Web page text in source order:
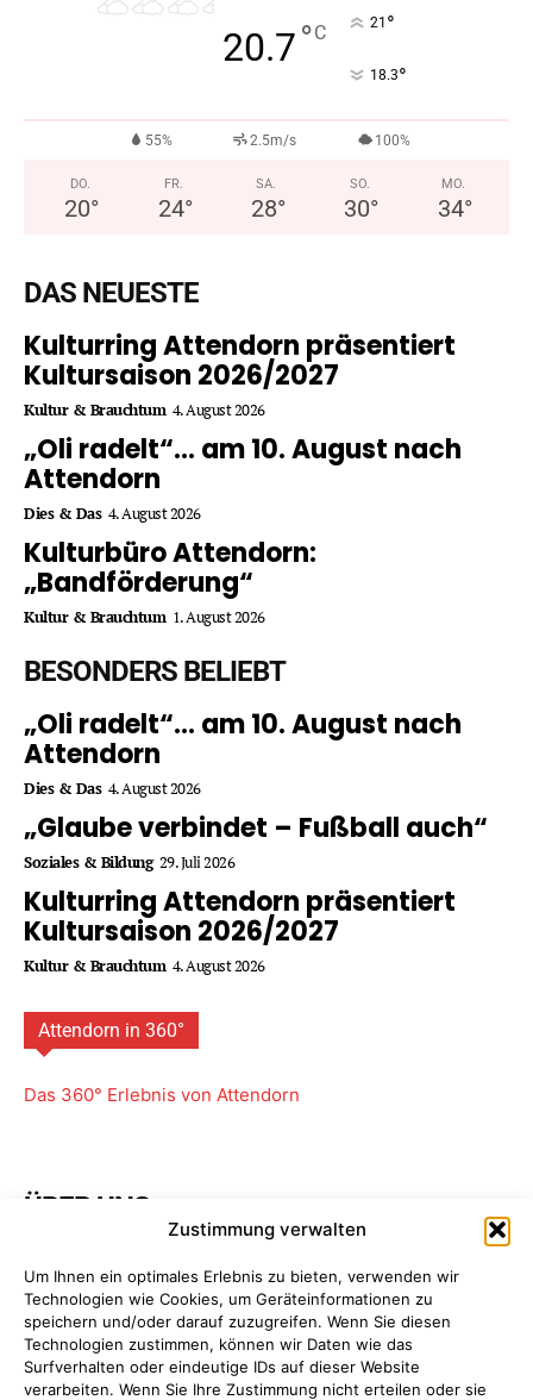
Zustimmung verwalten
Um Ihnen ein optimales Erlebnis zu bieten, verwenden wir
Technologien wie Cookies, um Geräteinformationen zu
speichern und/oder darauf zuzugreifen. Wenn Sie diesen
Technologien zustimmen, können wir Daten wie das
Surfverhalten oder eindeutige IDs auf dieser Website
verarbeiten. Wenn Sie Ihre Zustimmung nicht erteilen oder sie
20.7°C 21 °
18.3°
55% 2.5m/s 100%
DO.
20°
FR.
24°
SA.
28°
SO.
30°
MO.
34°
DAS NEUESTE
Kulturring Attendorn präsentiert
Kultursaison 2026/2027
Kultur & Brauchtum 4. August 2026
„Oli radelt“… am 10. August nach
Attendorn
Dies & Das 4. August 2026
Kulturbüro Attendorn:
„Bandförderung“
Kultur & Brauchtum 1. August 2026
BESONDERS BELIEBT
„Oli radelt“… am 10. August nach
Attendorn
Dies & Das 4. August 2026
„Glaube verbindet – Fußball auch“
Soziales & Bildung 29. Juli 2026
Kulturring Attendorn präsentiert
Kultursaison 2026/2027
Kultur & Brauchtum 4. August 2026
Attendorn in 360°
Das 360° Erlebnis von Attendorn
ÜBER UNS
+ MEDIA- Attendorn, Paderborn. Wir bieten Ihnen
maßgeschneiderte Komplettpakete für Ihre
Unternehmens­kommunikation. So sparen Sie Zeit, Geld
und Nerven, da Sie nur einen einzigen Ansprechpartner
haben: uns!Mehr erfahren ...